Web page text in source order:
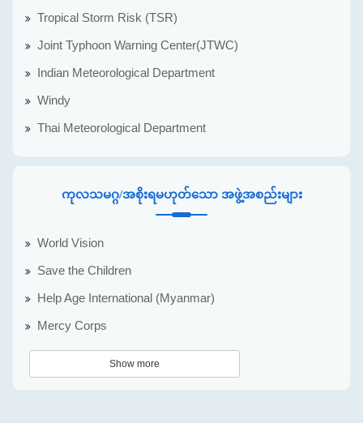
Tropical Storm Risk (TSR)
Joint Typhoon Warning Center(JTWC)
Indian Meteorological Department
Windy
Thai Meteorological Department
ကုလသမဂ္ဂ/အစိုးရမဟုတ်သော အဖွဲ့အစည်းများ
World Vision
Save the Children
Help Age International (Myanmar)
Mercy Corps
Show more